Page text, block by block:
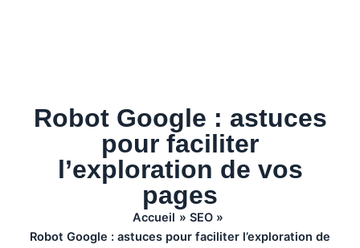
Robot Google : astuces
pour faciliter
l’exploration de vos
pages
Accueil
SEO
Robot Google : astuces pour faciliter l’exploration de